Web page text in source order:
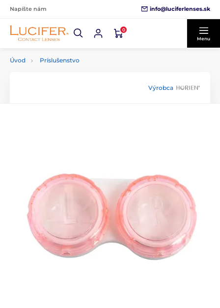
Napíšte nám info@luciferlenses.sk
0
Menu
Úvod Príslušenstvo
Výrobca